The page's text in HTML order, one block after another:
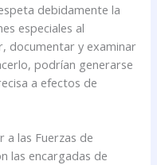
debidamente la
especiales al
documentar y examinar
podrían generarse
a efectos de
a las Fuerzas de
las encargadas de